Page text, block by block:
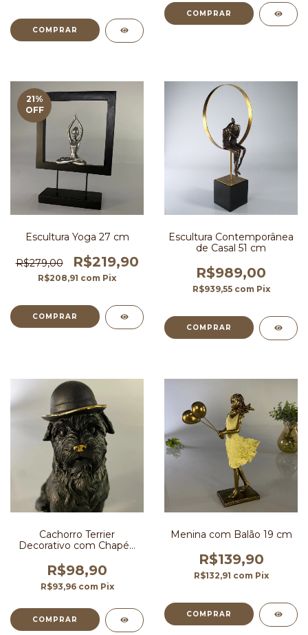
21%
OFF
Escultura Yoga 27 cm
R$279,00 R$219,90
R$208,91 com Pix
Escultura Contemporânea
de Casal 51 cm
R$989,00
R$939,55 com Pix
Cachorro Terrier
Decorativo com Chapéu
R$98,90
R$93,96 com Pix
Menina com Balão 19 cm
R$139,90
R$132,91 com Pix